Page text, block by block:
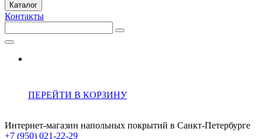
Каталог
Контакты
ПЕРЕЙТИ В КОРЗИНУ
Интернет-магазин напольных покрытий в Санкт-Петербурге
+7 (950) 021-22-29